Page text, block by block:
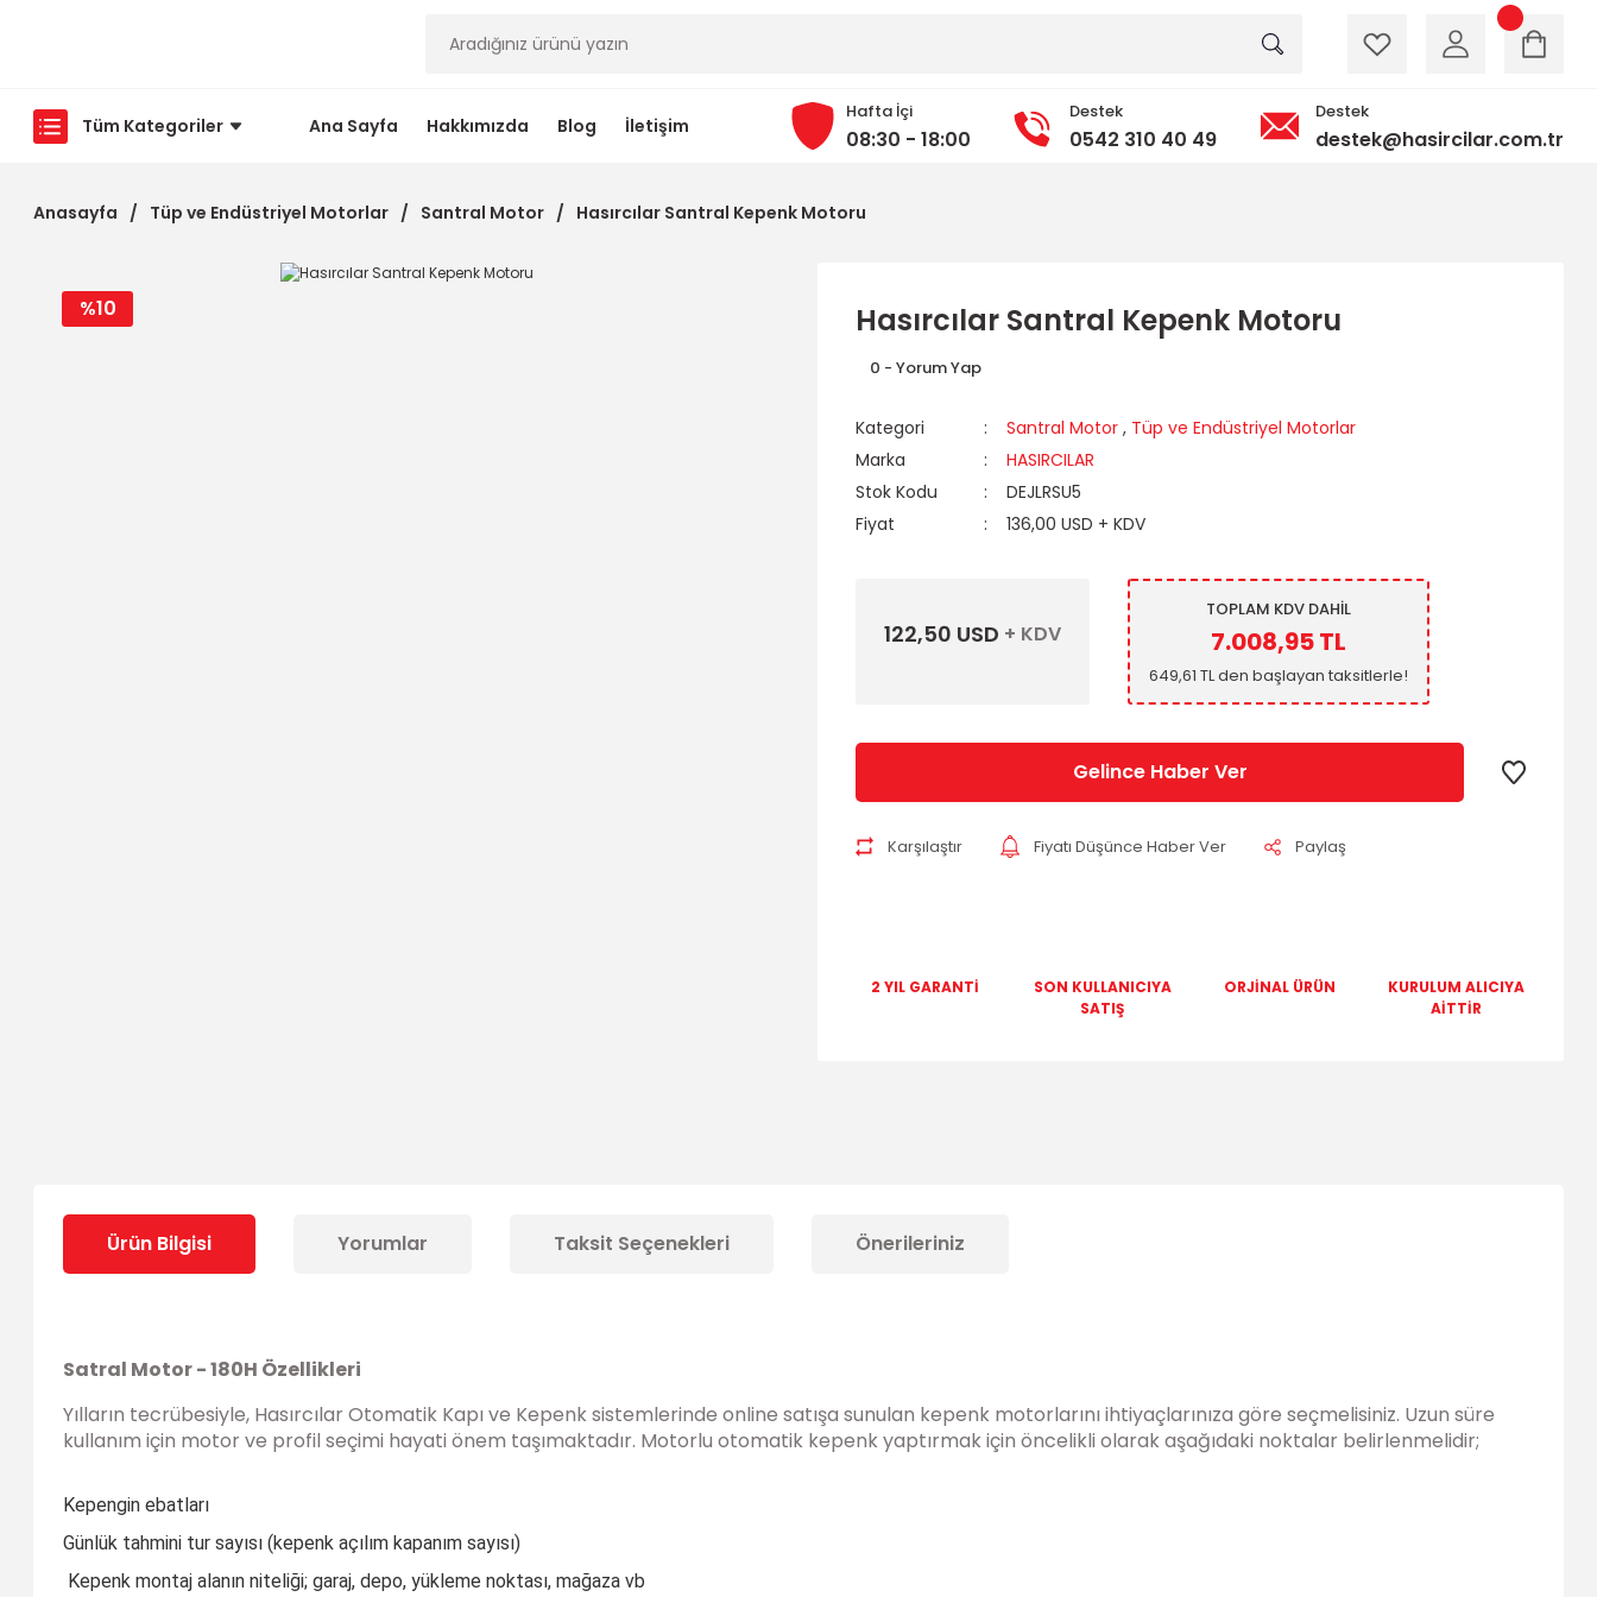
Tüm Kategoriler Ana Sayfa Hakkımızda Blog İletişim
Hafta İçi
08:30 - 18:00
Destek
0542 310 40 49
Destek
destek@hasircilar.com.tr
Anasayfa Tüp ve Endüstriyel Motorlar Santral Motor Hasırcılar Santral Kepenk Motoru
%10 Hasırcılar Santral Kepenk Motoru
0 - Yorum Yap
Kategori Santral Motor , Tüp ve Endüstriyel Motorlar
Marka
HASIRCILAR
Stok Kodu
DEJLRSU5
Fiyat
136,00 USD + KDV
122,50 USD + KDV
TOPLAM KDV DAHİL
7.008,95 TL
649,61 TL den başlayan taksitlerle!
Gelince Haber Ver
Karşılaştır Fiyatı Düşünce Haber Ver Paylaş
2 YIL GARANTİ
SON KULLANICIYA
SATIŞ
ORJİNAL ÜRÜN
KURULUM ALICIYA
AİTTİR
Ürün Bilgisi Yorumlar Taksit Seçenekleri Önerileriniz
Satral Motor - 180H Özellikleri
Yılların tecrübesiyle, Hasırcılar Otomatik Kapı ve Kepenksistemlerinde online satışa sunulan kepenk motorlarını ihtiyaçlarınıza göre seçmelisiniz. Uzun süre
kullanım için motor ve profil seçimi hayati önem taşımaktadır. Motorlu otomatik kepenk yaptırmak için öncelikli olarak aşağıdaki noktalar belirlenmelidir;
Kepengin ebatları
Günlük tahmini tur sayısı (kepenk açılım kapanım sayısı)
Kepenk montaj alanın niteliği; garaj, depo, yükleme noktası, mağaza vb